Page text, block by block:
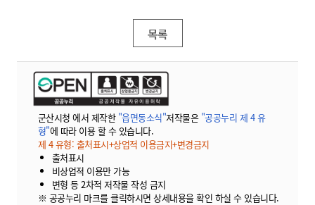
목록
군산시청 에서 제작한 "읍면동소식"저작물은 "공공누리 제 4 유
형"에 따라 이용 할 수 있습니다.
제 4 유형: 출처표시+상업적 이용금지+변경금지
출처표시
비상업적 이용만 가능
변형 등 2차적 저작물 작성 금지
※ 공공누리 마크를 클릭하시면 상세내용을 확인 하실 수 있습니다.